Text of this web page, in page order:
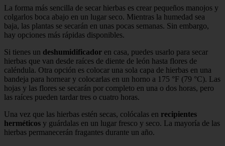
La forma más sencilla de secar hierbas es crear pequeños manojos y
colgarlos boca abajo en un lugar seco. Mientras la humedad sea
baja, las plantas se secarán en unas pocas semanas. Sin embargo,
hay opciones más rápidas disponibles.
Si tienes un deshumidificador en casa, puedes usarlo para secar
hierbas que van desde raíces de diente de león hasta flores de
caléndula. Otra opción es colocar una sola capa de hierbas en una
bandeja para hornear y colocarlas en un horno a 175 °F (79 °C). Las
hojas y las flores se secarán por completo en una o dos horas, pero
las raíces pueden tardar tres o cuatro horas.
Una vez que las hierbas estén secas, colócalas en recipientes
herméticos y guárdalas en un lugar fresco y seco. La mayoría de las
hierbas permanecerán fragantes durante un año.